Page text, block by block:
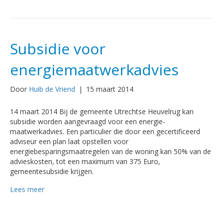
Subsidie voor
energiemaatwerkadvies
Door Huib de Vriend | 15 maart 2014
14 maart 2014 Bij de gemeente Utrechtse Heuvelrug kan
subsidie worden aangevraagd voor een energie-
maatwerkadvies. Een particulier die door een gecertificeerd
adviseur een plan laat opstellen voor
energiebesparingsmaatregelen van de woning kan 50% van de
advieskosten, tot een maximum van 375 Euro,
gemeentesubsidie krijgen.
Lees meer